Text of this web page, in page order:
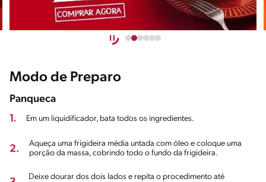
Modo de Preparo
Panqueca
1.
Em um liquidificador, bata todos os ingredientes.
2.
Aqueça uma frigideira média untada com óleo e coloque uma
porção da massa, cobrindo todo o fundo da frigideira.
Deixe dourar dos dois lados e repita o procedimento até